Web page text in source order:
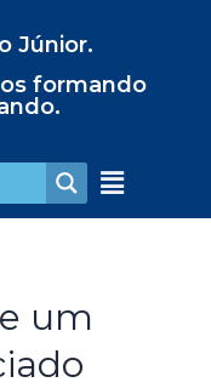
Júnior.
formando
um